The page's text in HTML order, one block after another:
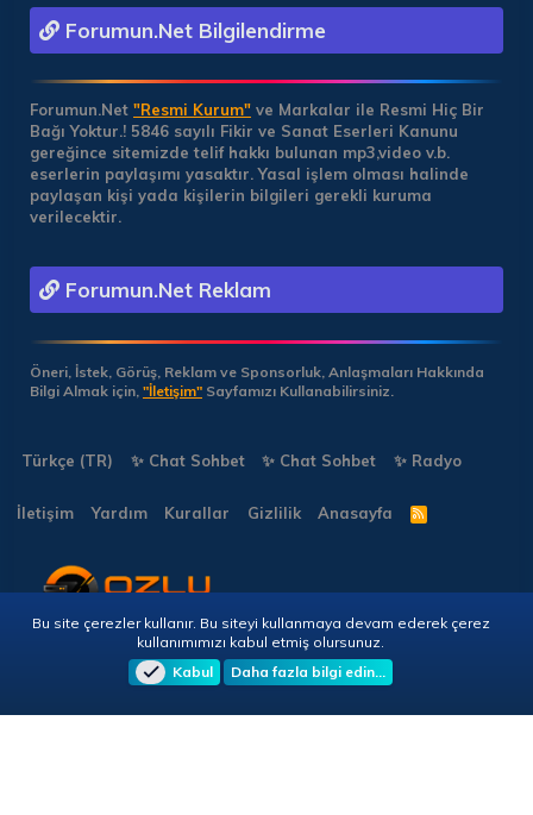
Forumun.Net Bilgilendirme
Forumun.Net "Resmi Kurum" ve Markalar ile Resmi Hiç Bir
Bağı Yoktur.! 5846 sayılı Fikir ve Sanat Eserleri Kanunu
gereğince sitemizde telif hakkı bulunan mp3,video v.b.
eserlerin paylaşımı yasaktır. Yasal işlem olması halinde
paylaşan kişi yada kişilerin bilgileri gerekli kuruma
verilecektir.
Forumun.Net Reklam
Öneri, İstek, Görüş, Reklam ve Sponsorluk, Anlaşmaları Hakkında
Bilgi Almak için, "İletişim" Sayfamızı Kullanabilirsiniz.
Türkçe (TR) ✨ Chat Sohbet ✨ Chat Sohbet ✨ Radyo
İletişim Yardım Kurallar Gizlilik Anasayfa
R
S
Copyright © 2026 🎭 Forumun.NET - Tüm Hakları Saklıdır!
Bu site çerezler kullanır. Bu siteyi kullanmaya devam ederek çerez
kullanımımızı kabul etmiş olursunuz.
Kabul
Daha fazla bilgi edin…